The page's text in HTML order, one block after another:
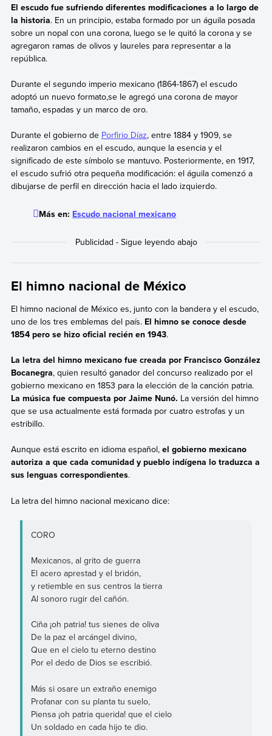
El escudo fue sufriendo diferentes modificaciones a lo largo de
la historia. En un principio, estaba formado por un águila posada
sobre un nopal con una corona, luego se le quitó la corona y se
agregaron ramas de olivos y laureles para representar a la
república.
Durante el segundo imperio mexicano (1864-1867) el escudo
adoptó un nuevo formato,se le agregó una corona de mayor
tamaño, espadas y un marco de oro.
Durante el gobierno de Porfirio Díaz, entre 1884 y 1909, se
realizaron cambios en el escudo, aunque la esencia y el
significado de este símbolo se mantuvo. Posteriormente, en 1917,
el escudo sufrió otra pequeña modificación: el águila comenzó a
dibujarse de perfil en dirección hacia el lado izquierdo.
Más en: Escudo nacional mexicano
El himno nacional de México
El himno nacional de México es, junto con la bandera y el escudo,
uno de los tres emblemas del país. El himno se conoce desde
1854 pero se hizo oficial recién en 1943.
La letra del himno mexicano fue creada por Francisco González
Bocanegra, quien resultó ganador del concurso realizado por el
gobierno mexicano en 1853 para la elección de la canción patria.
La música fue compuesta por Jaime Nunó. La versión del himno
que se usa actualmente está formada por cuatro estrofas y un
estribillo.
Aunque está escrito en idioma español, el gobierno mexicano
autoriza a que cada comunidad y pueblo indígena lo traduzca a
sus lenguas correspondientes.
La letra del himno nacional mexicano dice:
CORO
Mexicanos, al grito de guerra
El acero aprestad y el bridón,
y retiemble en sus centros la tierra
Al sonoro rugir del cañón.
Ciña ¡oh patria! tus sienes de oliva
De la paz el arcángel divino,
Que en el cielo tu eterno destino
Por el dedo de Dios se escribió.
Más si osare un extraño enemigo
Profanar con su planta tu suelo,
Piensa ¡oh patria querida! que el cielo
Un soldado en cada hijo te dio.